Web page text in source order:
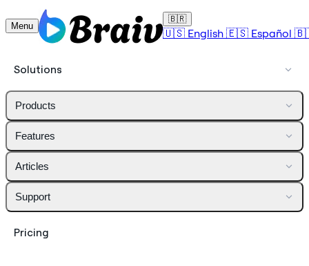
Menu
🇧🇷
🇺🇸 English 🇪🇸 Español
Solutions
Products
Features
Articles
Support
Pricing